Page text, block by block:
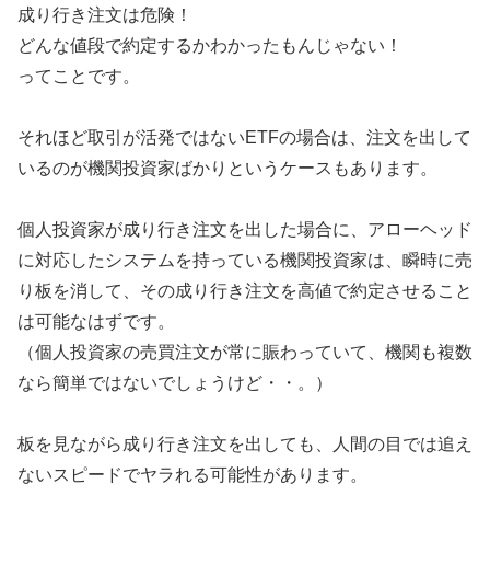
成り行き注文は危険！
どんな値段で約定するかわかったもんじゃない！
ってことです。
それほど取引が活発ではないETFの場合は、注文を出して
いるのが機関投資家ばかりというケースもあります。
個人投資家が成り行き注文を出した場合に、アローヘッド
に対応したシステムを持っている機関投資家は、瞬時に売
り板を消して、その成り行き注文を高値で約定させること
は可能なはずです。
（個人投資家の売買注文が常に賑わっていて、機関も複数
なら簡単ではないでしょうけど・・。）
板を見ながら成り行き注文を出しても、人間の目では追え
ないスピードでヤラれる可能性があります。